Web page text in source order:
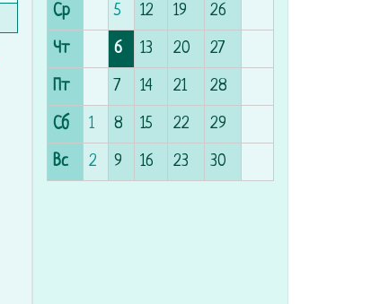
Ср
5 12 19
26
Чт
6 13 20
27
Пт
7 14 21
28
Сб
1 8 15 22
29
Вс
2 9 16 23 30